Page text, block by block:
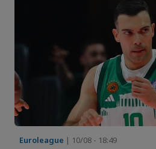
Euroleague | 10/08 - 18:49